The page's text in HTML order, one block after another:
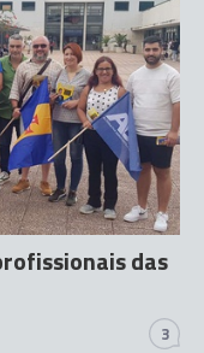
das
3